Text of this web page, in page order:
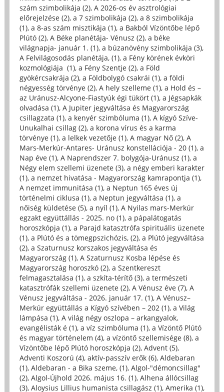
szám szimbolikája (2), A 2026-os év asztrológiai
előrejelzése (2), a 7 szimbolikája (2), a 8 szimbolikája
(1), a 8-as szám misztikája (1), a Bakból Vízöntőbe lépő
Plútó (2), A Béke planétája- Vénusz (2), a béke
világnapja- január 1. (1), a búzanövény szimbolikája (3),
A Felvilágosodás planétája, (1), a Fény körének évköri
kozmológiája (1), a Fény Szentje (2), a Föld
gyökércsakrája (2), a Földbolygó csakrái (1), a földi
négyesség törvénye (2), A hely szelleme (1), a Hold és –
az Uránusz-Alcyone-Fiastyúk égi tükört (1), a Jégsapkák
olvadása (1), A Jupiter jegyváltása és Magyarország
csillagzata (1), a kenyér szimbóluma (1), A kígyó Szíve-
Unukalhai csillag (2), a korona vírus és a karma
törvénye (1), a lelkek vezetője (1), A magyar Nő (2), A
Mars-Merkúr-Antares- Uránusz konstellációja - 20 (1), a
Nap éve (1), A Naprendszer 7. bolygója-Uránusz (1), a
Négy elem szellemi üzenete (3), a négy emberi karakter
(1), a nemzet hivatása - Magyarország kamrapontja (1),
A nemzet immunitása (1), a Neptun 165 éves új
történelmi ciklusa (1), a Neptun jegyváltása (1), a
nőiség küldetése (5), a nyíl (1), A Nyilas mars-Merkúr
egzakt együttállás - 2025. no (1), a pápalátogatás
horoszkópja (1), a Parajd katasztrófa spirituális üzenete
(1), a Plútó és a tömegpszichózis, (2), a Plútó jegyváltása
(2), a Szaturnusz korszakos jegyváltása és
Magyarország (1), A Szaturnusz Kosba lépése és
Magyarország horoszkó (2), a Szentkereszt
felmagasztalása (1), a szkíta-térítő (3), a természeti
katasztrófák szellemi üzenete (2), A Vénusz éve (7), A
Vénusz jegyváltása - 2026. január 17. (1), A Vénusz–
Merkúr együttállás a Kígyó szívében – 202 (1), a Világ
lámpása (1), A világ négy oszlopa – arkangyalok,
evangélisták é (1), a víz szimbóluma (1), a Vízöntő Plútó
és magyar történelem (4), a vízöntő szellemisége (8), a
Vízöntőbe lépő Plútó horoszkópja (2), Advent (5),
Adventi Koszorú (4), aktív-passzív erők (6), Aldebaran
(1), Aldebaran - a Bika szeme, (1), Algol-"démoncsillag"
(2), Algol-Újhold 2026. május 16. (1), Alhena állócsillag
(3), Aloysius Lillius humanista csillagász (1), Amerika (1),